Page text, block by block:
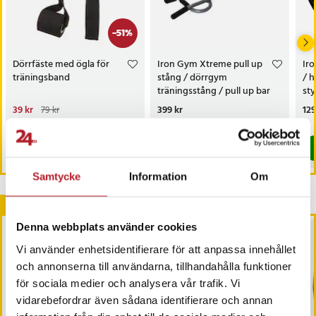
Samtycke Information Om
Denna webbplats använder cookies
Vi använder enhetsidentifierare för att anpassa innehållet
och annonserna till användarna, tillhandahålla funktioner
för sociala medier och analysera vår trafik. Vi
vidarebefordrar även sådana identifierare och annan
-51%
Dörrfäste med ögla för
träningsband
Nuvarande pris
39 krTidigare pris:79 kr
39 kr 79 kr
Iron Gym Xtreme pull up
stång / dörrgym
träningsstång / pull up bar
för dörrkarm /
träningsredskap för
Pris:399 kr
399 kr
/
BÄSTSÄLJARE